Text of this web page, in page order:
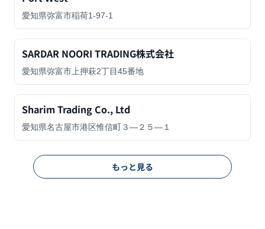
愛知県弥富市稲荷1-97-1
SARDAR NOORI TRADING株式会社
愛知県弥富市上押萩2丁目45番地
Sharim Trading Co., Ltd
愛知県名古屋市港区惟信町３―２５―１
もっと見る